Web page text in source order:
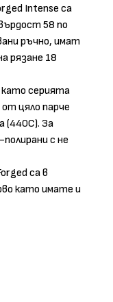
Intense са
58 по
ръчно, имат
рязане 18
като серията
от цяло парче
(440C). За
с не
са в
като имате и